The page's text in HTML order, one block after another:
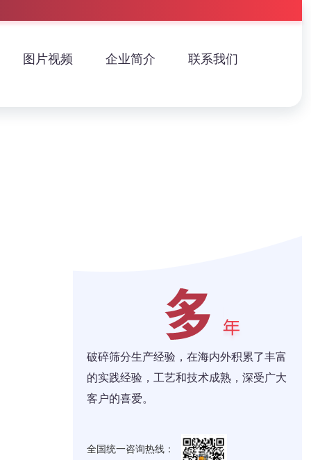
图片视频 企业简介 联系我们
破碎筛分生产经验，在海内外积累了丰富
的实践经验，工艺和技术成熟，深受广大
客户的喜爱。
全国统一咨询热线：